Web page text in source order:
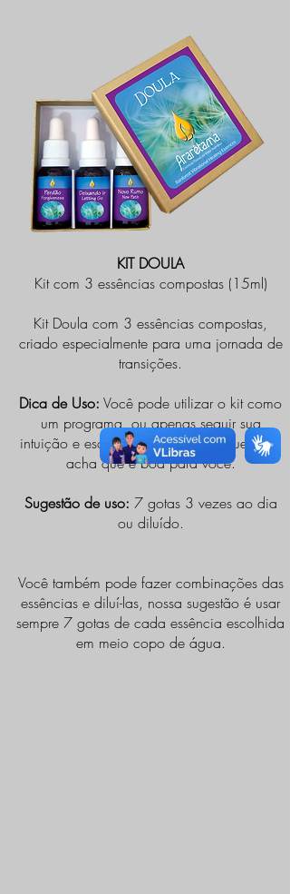
KIT DOULA
Kit com 3 essências compostas (15ml)
Kit Doula com 3 essências compostas,
criado especialmente para uma jornada de
transições.
Dica de Uso: Você pode utilizar o kit como
um programa, ou apenas seguir sua
intuição e escolher uma essência que você
acha que é boa para você.
Sugestão de uso: 7 gotas 3 vezes ao dia
ou diluído.
Você também pode fazer combinações das
essências e diluí-las, nossa sugestão é usar
sempre 7 gotas de cada essência escolhida
em meio copo de água.